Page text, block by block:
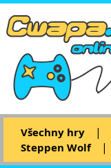
Všechny hry |
Steppen Wolf
|